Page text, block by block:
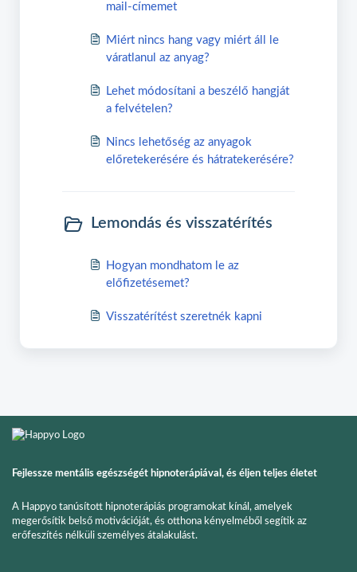
mail-címemet
Miért nincs hang vagy miért áll le
váratlanul az anyag?
Lehet módosítani a beszélő hangját
a felvételen?
Nincs lehetőség az anyagok
előretekerésére és hátratekerésére?
Lemondás és visszatérítés
Hogyan mondhatom le az
előfizetésemet?
Visszatérítést szeretnék kapni
Fejlessze mentális egészségét hipnoterápiával, és éljen teljes életet
A Happyo tanúsított hipnoterápiás programokat kínál, amelyek
megerősítik belső motivációját, és otthona kényelméből segítik az
erőfeszítés nélküli személyes átalakulást.